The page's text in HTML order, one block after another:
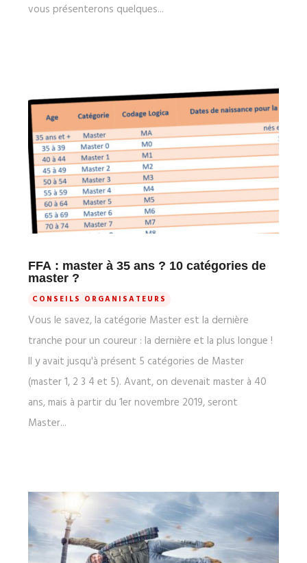
vous présenterons quelques...
FFA : master à 35 ans ? 10 catégories de
master ?
CONSEILS ORGANISATEURS
Vous le savez, la catégorie Master est la dernière
tranche pour un coureur : la dernière et la plus longue !
Il y avait jusqu'à présent 5 catégories de Master
(master 1, 2 3 4 et 5). Avant, on devenait master à 40
ans, mais à partir du 1er novembre 2019, seront
Master...